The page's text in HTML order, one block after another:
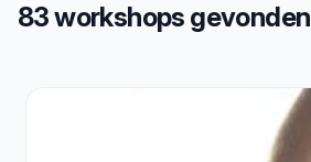
83 workshops gevonden